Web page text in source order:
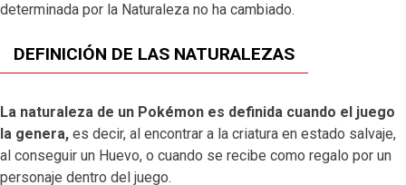
determinada por la Naturaleza no ha cambiado.
DEFINICIÓN DE LAS NATURALEZAS
La naturaleza de un Pokémon es definida cuando el juego
la genera, es decir, al encontrar a la criatura en estado salvaje,
al conseguir un Huevo, o cuando se recibe como regalo por un
personaje dentro del juego.